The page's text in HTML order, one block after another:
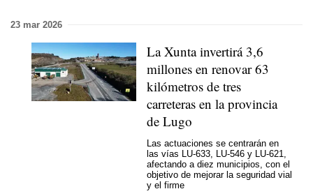
23 mar 2026
La Xunta invertirá 3,6
millones en renovar 63
kilómetros de tres
carreteras en la provincia
de Lugo
Las actuaciones se centrarán en
las vías LU-633, LU-546 y LU-621,
afectando a diez municipios, con el
objetivo de mejorar la seguridad vial
y el firme